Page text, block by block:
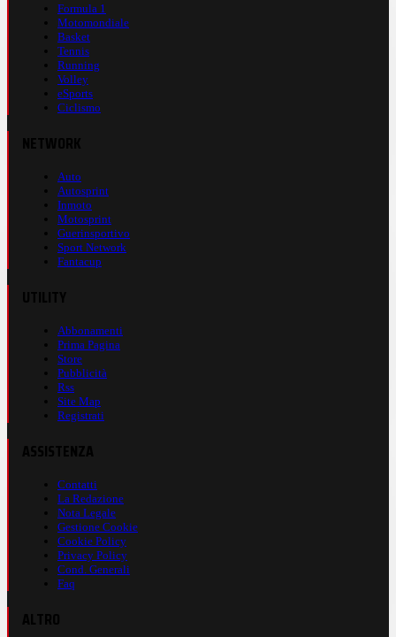
Formula 1
Motomondiale
Basket
Tennis
Running
Volley
eSports
Ciclismo
Auto
Autosprint
Inmoto
Motosprint
Guerinsportivo
Sport Network
Fantacup
Abbonamenti
Prima Pagina
Store
Pubblicità
Rss
Site Map
Registrati
Contatti
La Redazione
Nota Legale
Gestione Cookie
Cookie Policy
Privacy Policy
Cond. Generali
Faq